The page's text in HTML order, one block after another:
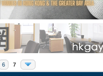
6 7